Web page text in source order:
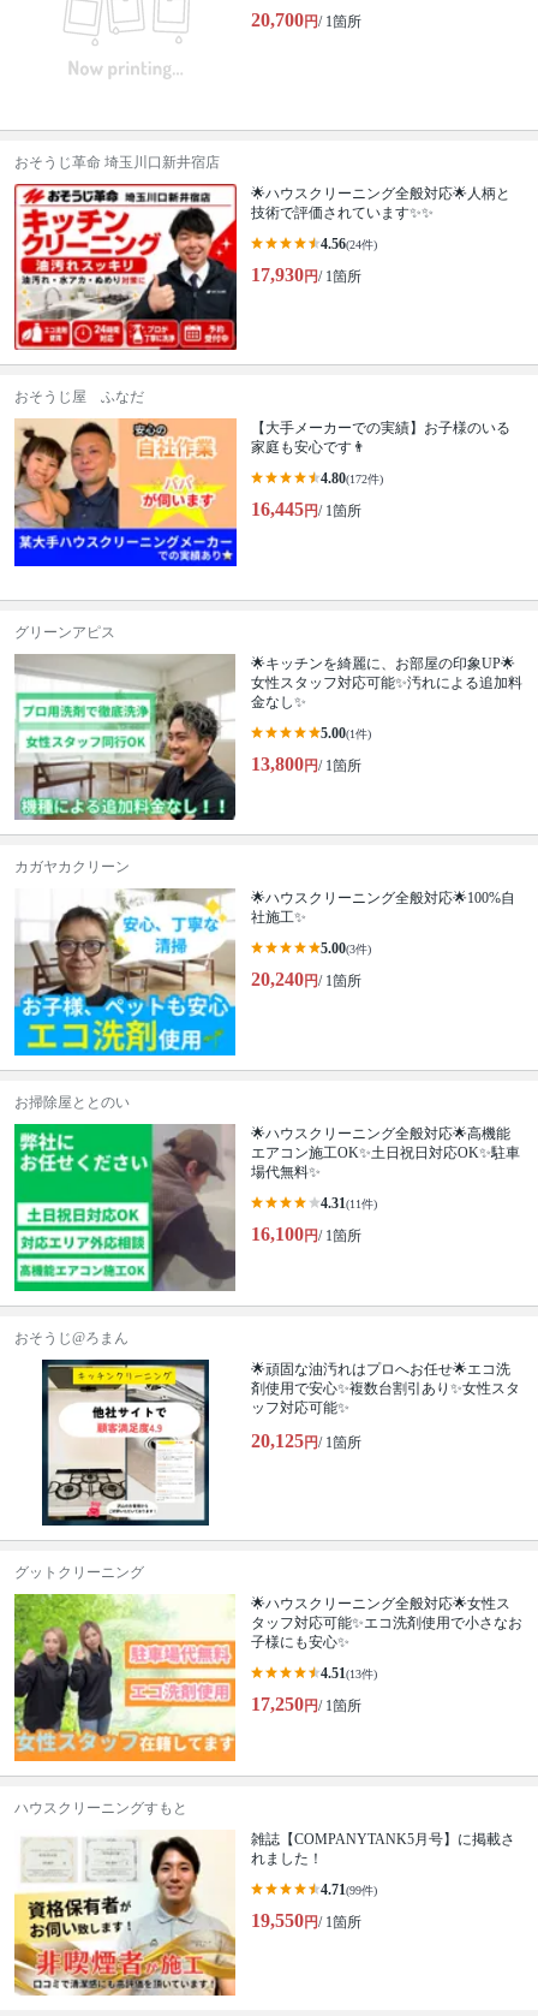
20,700円/ 1箇所
おそうじ革命 埼玉川口新井宿店
🌟ハウスクリーニング全般対応🌟人柄と
技術で評価されています✨✨
4.56(24件)
17,930円/ 1箇所
おそうじ屋 ふなだ
【大手メーカーでの実績】お子様のいる
家庭も安心です👨
4.80(172件)
16,445円/ 1箇所
グリーンアピス
🌟キッチンを綺麗に、お部屋の印象UP🌟
女性スタッフ対応可能✨汚れによる追加料
金なし✨
5.00(1件)
13,800円/ 1箇所
カガヤカクリーン
🌟ハウスクリーニング全般対応🌟100%自
社施工✨
5.00(3件)
20,240円/ 1箇所
お掃除屋ととのい
🌟ハウスクリーニング全般対応🌟高機能
エアコン施工OK✨土日祝日対応OK✨駐車
場代無料✨
4.31(11件)
16,100円/ 1箇所
おそうじ@ろまん
🌟頑固な油汚れはプロへお任せ🌟エコ洗
剤使用で安心✨複数台割引あり✨女性スタ
ッフ対応可能✨
20,125円/ 1箇所
グットクリーニング
🌟ハウスクリーニング全般対応🌟女性ス
タッフ対応可能✨エコ洗剤使用で小さなお
子様にも安心✨
4.51(13件)
17,250円/ 1箇所
ハウスクリーニングすもと
雑誌【COMPANYTANK5月号】に掲載さ
れました！
4.71(99件)
19,550円/ 1箇所